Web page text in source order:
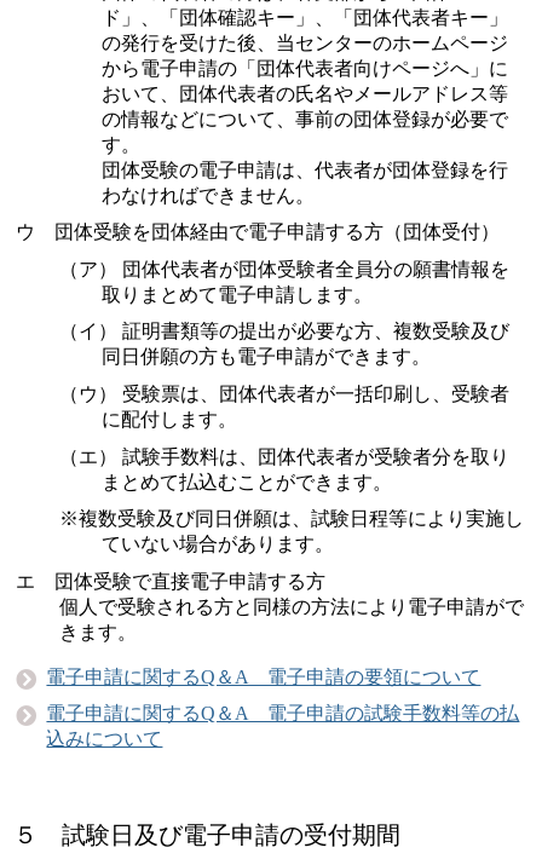
ド」、「団体確認キー」、「団体代表者キー」
の発行を受けた後、当センターのホームページ
から電子申請の「団体代表者向けページへ」に
おいて、団体代表者の氏名やメールアドレス等
の情報などについて、事前の団体登録が必要で
す。
団体受験の電子申請は、代表者が団体登録を行
わなければできません。
ウ 団体受験を団体経由で電子申請する方（団体受付）
（ア） 団体代表者が団体受験者全員分の願書情報を
取りまとめて電子申請します。
（イ） 証明書類等の提出が必要な方、複数受験及び
同日併願の方も電子申請ができます。
（ウ） 受験票は、団体代表者が一括印刷し、受験者
に配付します。
（エ） 試験手数料は、団体代表者が受験者分を取り
まとめて払込むことができます。
※複数受験及び同日併願は、試験日程等により実施し
ていない場合があります。
エ 団体受験で直接電子申請する方
個人で受験される方と同様の方法により電子申請がで
きます。
電子申請に関するQ＆A 電子申請の要領について
電子申請に関するQ＆A 電子申請の試験手数料等の払
込みについて
５ 試験日及び電子申請の受付期間